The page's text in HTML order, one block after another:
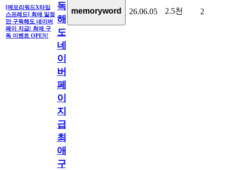
[메모리워드X타임
스프레드] 최애 일정
만 구독해도 네이버
페이 지급! 최애 구
독 이벤트 OPEN!
독
해
도
네
이
버
페
이
지
급!
최
애
구
memoryword 26.06.05 2.5천 2